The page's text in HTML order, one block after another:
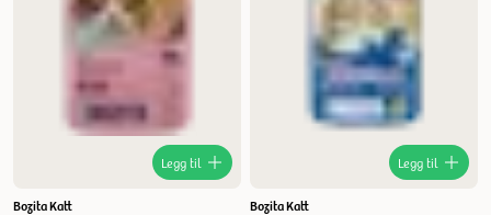
Legg til
Bozita Katt
Legg til
Bozita Katt